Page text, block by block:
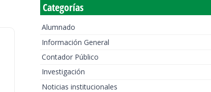
Categorías
Alumnado
Información General
Contador Público
Investigación
Noticias institucionales